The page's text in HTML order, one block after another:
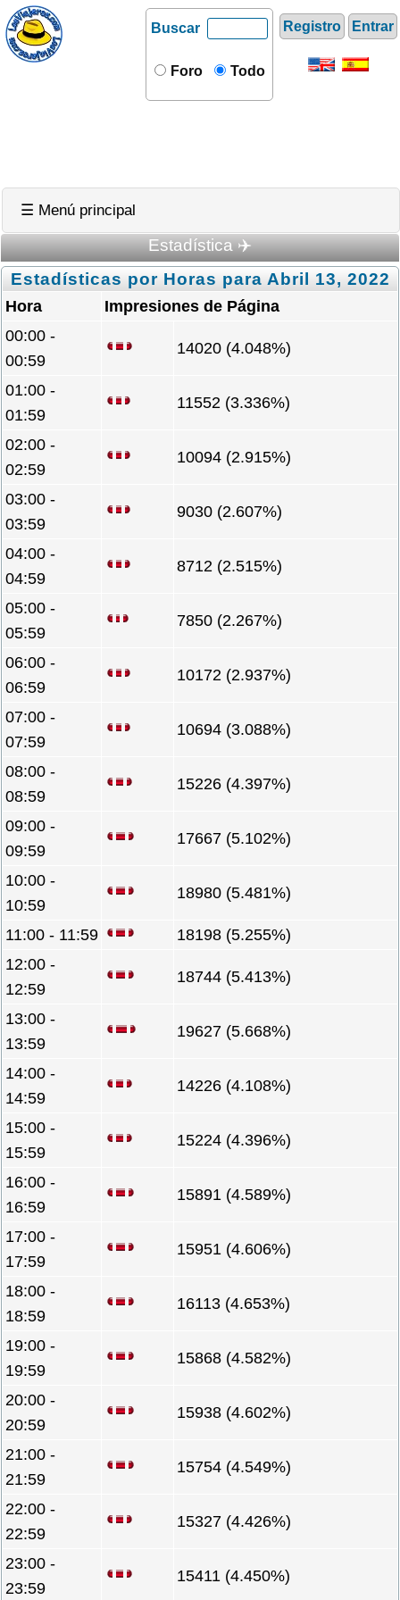
Registro Entrar
Buscar
Foro Todo
☰ Menú principal
Estadística ✈️
Estadísticas por Horas para Abril 13, 2022
Hora
Impresiones de Página
00:00 -
00:59
14020 (4.048%)
01:00 -
01:59
11552 (3.336%)
02:00 -
02:59
10094 (2.915%)
03:00 -
03:59
9030 (2.607%)
04:00 -
04:59
8712 (2.515%)
05:00 -
05:59
7850 (2.267%)
06:00 -
06:59
10172 (2.937%)
07:00 -
07:59
10694 (3.088%)
08:00 -
08:59
15226 (4.397%)
09:00 -
09:59
17667 (5.102%)
10:00 -
10:59
18980 (5.481%)
11:00 - 11:59
18198 (5.255%)
12:00 -
12:59
18744 (5.413%)
13:00 -
13:59
19627 (5.668%)
14:00 -
14:59
14226 (4.108%)
15:00 -
15:59
15224 (4.396%)
16:00 -
16:59
15891 (4.589%)
17:00 -
17:59
15951 (4.606%)
18:00 -
18:59
16113 (4.653%)
19:00 -
19:59
15868 (4.582%)
20:00 -
20:59
15938 (4.602%)
21:00 -
21:59
15754 (4.549%)
22:00 -
22:59
15327 (4.426%)
23:00 -
23:59
15411 (4.450%)